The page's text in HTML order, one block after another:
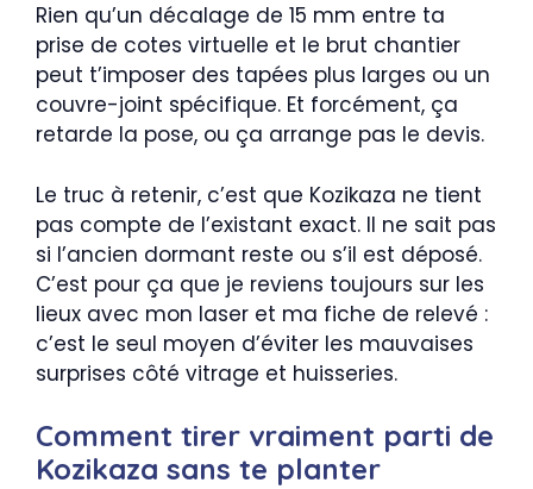
Rien qu’un décalage de 15 mm entre ta
prise de cotes virtuelle et le brut chantier
peut t’imposer des tapées plus larges ou un
couvre-joint spécifique. Et forcément, ça
retarde la pose, ou ça arrange pas le devis.
Le truc à retenir, c’est que Kozikaza ne tient
pas compte de l’existant exact. Il ne sait pas
si l’ancien dormant reste ou s’il est déposé.
C’est pour ça que je reviens toujours sur les
lieux avec mon laser et ma fiche de relevé :
c’est le seul moyen d’éviter les mauvaises
surprises côté vitrage et huisseries.
Comment tirer vraiment parti de
Kozikaza sans te planter